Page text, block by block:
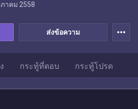
ส่งข้อความ
าคม 2558
more_horiz
กระทู้ที่ตอบ กระทู้โปรด